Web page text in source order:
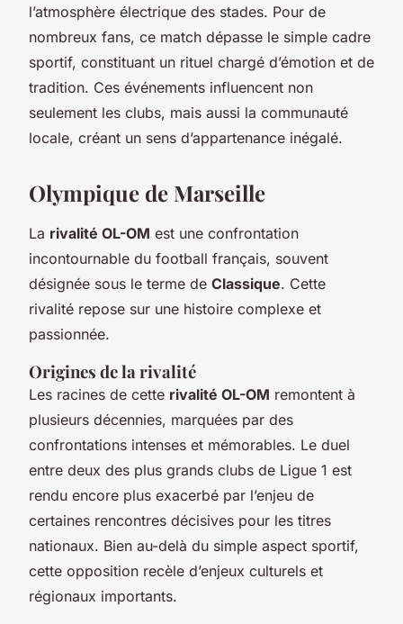
l’atmosphère électrique des stades. Pour de
nombreux fans, ce match dépasse le simple cadre
sportif, constituant un rituel chargé d’émotion et de
tradition. Ces événements influencent non
seulement les clubs, mais aussi la communauté
locale, créant un sens d’appartenance inégalé.
Olympique de Marseille
La rivalité OL-OM est une confrontation
incontournable du football français, souvent
désignée sous le terme de Classique. Cette
rivalité repose sur une histoire complexe et
passionnée.
Origines de la rivalité
Les racines de cette rivalité OL-OM remontent à
plusieurs décennies, marquées par des
confrontations intenses et mémorables. Le duel
entre deux des plus grands clubs de Ligue 1 est
rendu encore plus exacerbé par l’enjeu de
certaines rencontres décisives pour les titres
nationaux. Bien au-delà du simple aspect sportif,
cette opposition recèle d’enjeux culturels et
régionaux importants.